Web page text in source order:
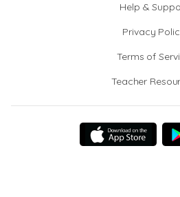
Help &
Privacy
Terms of
Teacher